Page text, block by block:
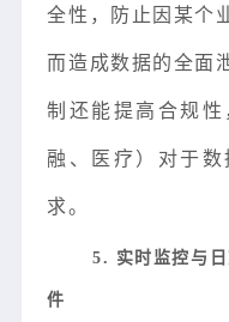
全性，防止因某个
而造成数据的全面
制还能提高合规
融、医疗）对于
求。
5. 实时监控与
件